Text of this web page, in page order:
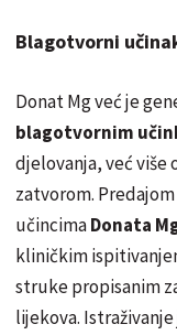
Blagotvorni
Donat Mg već je
blagotvornim
djelovanja, već više
zatvorom.
učincimaDonata
kliničkim
struke propisanim
lijekova.